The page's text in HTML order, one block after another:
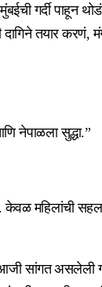
मुंबईची गर्दी
दागिने तयार
नेपाळला सुद्धा.”
महिलांची
सांगत